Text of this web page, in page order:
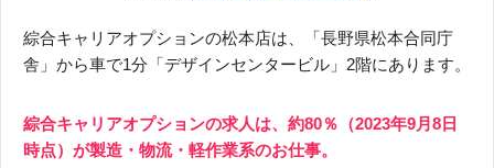
綜合キャリアオプションの松本店は、「長野県松本合同庁
舎」から車で1分「デザインセンタービル」2階にあります。
綜合キャリアオプションの求人は、約80％（2023年9月8日
時点）が製造・物流・軽作業系のお仕事。